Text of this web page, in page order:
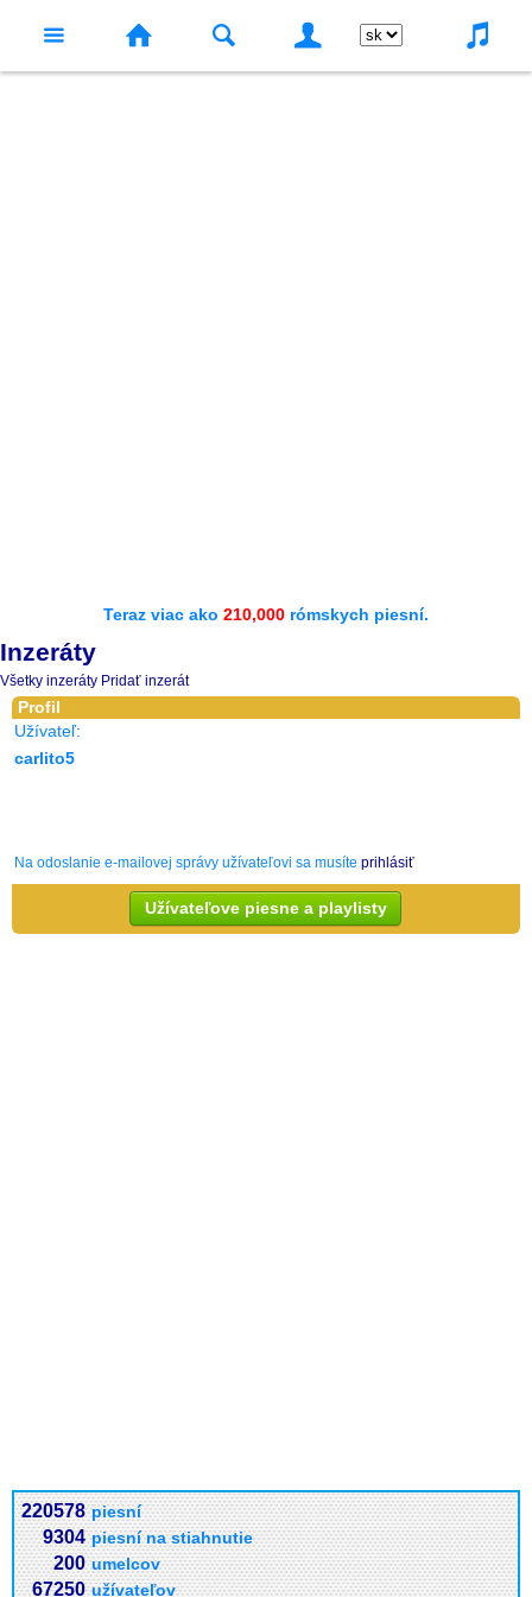
Teraz viac ako 210,000 rómskych piesní.
Inzeráty
Všetky inzeráty Pridať inzerát
Profil
Užívateľ:
carlito5
Na odoslanie e-mailovej správy užívateľovi sa musíte prihlásiť
Užívateľove piesne a playlisty
220578 piesní
9304 piesní na stiahnutie
200 umelcov
67250 užívateľov